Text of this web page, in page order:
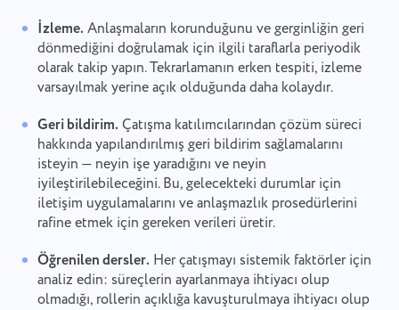
İzleme. Anlaşmaların korunduğunu ve gerginliğin geri
dönmediğini doğrulamak için ilgili taraflarla periyodik
olarak takip yapın. Tekrarlamanın erken tespiti, izleme
varsayılmak yerine açık olduğunda daha kolaydır.
Geri bildirim. Çatışma katılımcılarından çözüm süreci
hakkında yapılandırılmış geri bildirim sağlamalarını
isteyin — neyin işe yaradığını ve neyin
iyileştirilebileceğini. Bu, gelecekteki durumlar için
iletişim uygulamalarını ve anlaşmazlık prosedürlerini
rafine etmek için gereken verileri üretir.
Öğrenilen dersler. Her çatışmayı sistemik faktörler için
analiz edin: süreçlerin ayarlanmaya ihtiyacı olup
olmadığı, rollerin açıklığa kavuşturulmaya ihtiyacı olup